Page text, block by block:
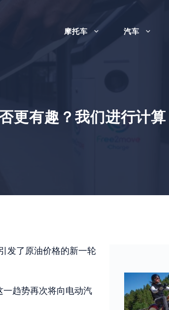
摩托车 汽车
更有趣？我们进行计算
发了原油价格的新一轮
一趋势再次将向电动汽